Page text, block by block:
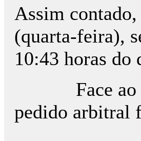
Assim
(quarta-feira),
10:43 horas do
Face ao
pedido arbitral